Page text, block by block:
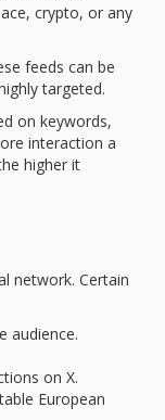
crypto, or any
feeds can be
targeted.
on keywords,
interaction a
higher it
network. Certain
audience.
on X.
European